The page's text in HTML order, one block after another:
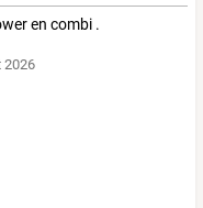
en combi .
2026